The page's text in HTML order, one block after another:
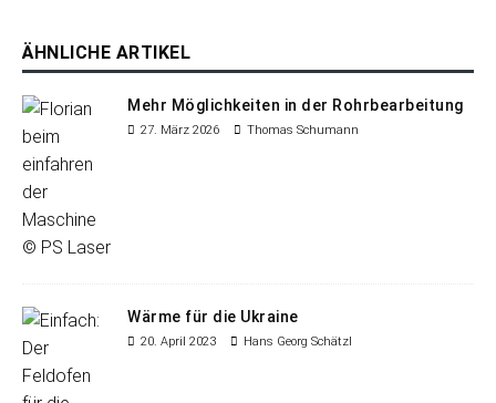
ÄHNLICHE ARTIKEL
Mehr Möglichkeiten in der Rohrbearbeitung
27. März 2026 Thomas Schumann
Wärme für die Ukraine
20. April 2023 Hans Georg Schätzl